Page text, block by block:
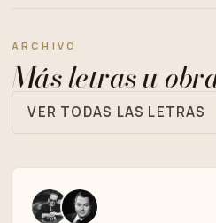
ARCHIVO
Más letras u
VER TODAS LAS LETRAS